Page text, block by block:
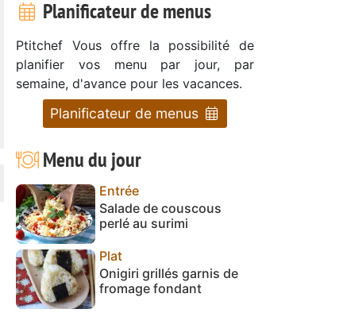
Planificateur de menus
Ptitchef Vous offre la possibilité de
planifier vos menu par jour, par
semaine, d'avance pour les vacances.
Planificateur de menus
Menu du jour
Entrée
Salade de couscous
perlé au surimi
Plat
Onigiri grillés garnis de
fromage fondant